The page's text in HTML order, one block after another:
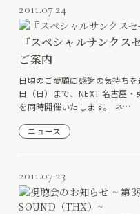
2011.07.24
『スペシャルサンクス
ご案内
日頃のご愛顧に感謝の気持ち
日（日）まで、NEXT 名古屋・
を同時開催いたします。 ネ…
ニュース
2011.07.23